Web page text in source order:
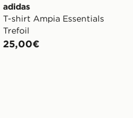
adidas
T-shirt Ampia Essentials
Trefoil
25,00€